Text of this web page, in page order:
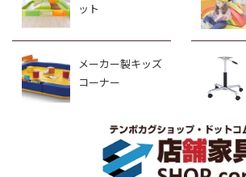
ット
メーカー製キッズ
コーナー